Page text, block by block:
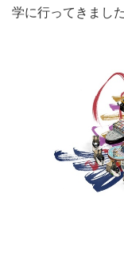
学に行ってきました